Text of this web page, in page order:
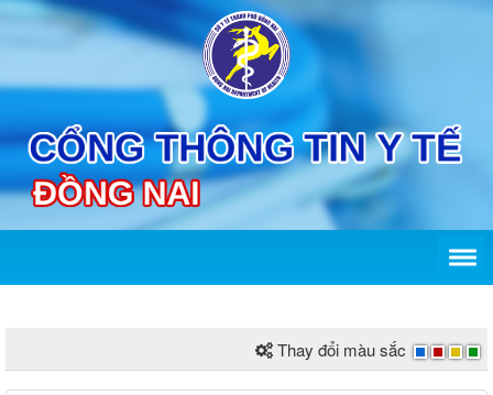
Thay đổi màu sắc